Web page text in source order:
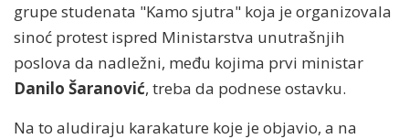
grupe studenata "Kamo sjutra" koja je organizovala
sinoć protest ispred Ministarstva unutrašnjih
poslova da nadležni, među kojima prvi ministar
Danilo Šaranović, treba da podnese ostavku.
Na to aludiraju karakature koje je objavio, a na